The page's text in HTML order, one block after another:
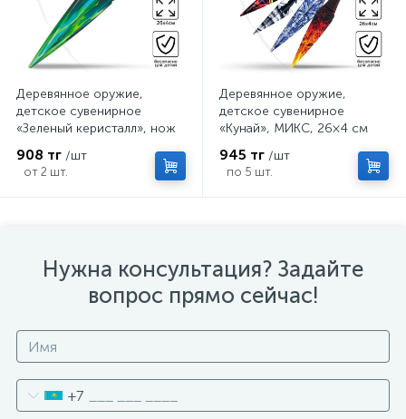
Деревянное оружие,
детское сувенирное
«Зеленый керисталл», нож
908 тг /шт
от 2 шт.
Деревянное оружие,
детское сувенирное
«Кунай», МИКС, 26×4 см
945 тг /шт
по 5 шт.
Нужна консультация? Задайте
вопрос прямо сейчас!
+7